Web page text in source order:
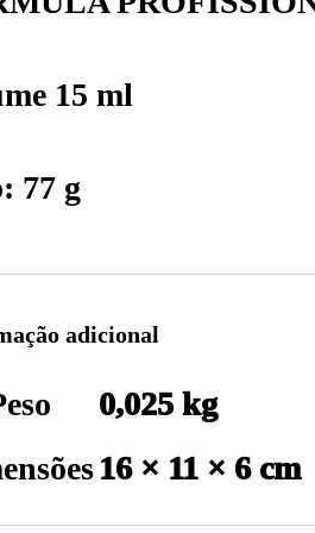
15 ml
77 g
adicional
0,025 kg
16 × 11 × 6 cm